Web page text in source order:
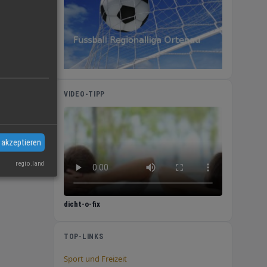
VIDEO-TIPP
dicht-o-fix
TOP-LINKS
Sport und Freizeit
regio.land